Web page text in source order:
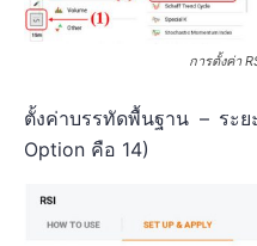
การตั้งค่า
ตั้งค่าบรรทัดพื้นฐาน – ระย
Option คือ 14)